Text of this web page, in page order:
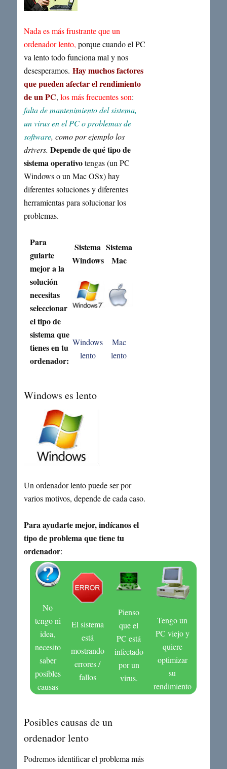
Nada es más frustrante que un
ordenador lento, porque cuando el PC
va lento todo funciona mal y nos
desesperamos. Hay muchos factores
que pueden afectar el rendimiento
de un PC, los más frecuentes son:
falta de mantenimiento del sistema,
un virus en el PC o problemas de
software, como por ejemplo los
drivers. Depende de qué tipo de
sistema operativotengas (un PC
Windows o un Mac OSx) hay
diferentes soluciones y diferentes
herramientas para solucionar los
problemas.
Para
guiarte
mejor a la
solución
necesitas
seleccionar
el tipo de
sistema que
tienes en tu
ordenador:
Sistema
Windows
Sistema
Mac
Windows
lento
Mac
lento
Windows es lento
Un ordenador lento puede ser por
varios motivos, depende de cada caso.
Para ayudarte mejor, indícanos el
tipo de problema que tiene tu
ordenador:
No
tengo ni
idea,
necesito
saber
posibles
causas
El sistema
está
mostrando
errores /
fallos
Pienso
que el
PC está
infectado
por un
virus.
Tengo un
PC viejo y
quiere
optimizar
su
rendimiento
Posibles causas de un
ordenador lento
Podremos identificar el problema más